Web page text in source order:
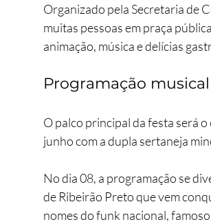
Organizado pela Secretaria de
muitas pessoas em praça
animação, música e delícias
Programação musical
O palco principal da festa será
junho com a dupla sertaneja
No dia 08, a programação se
de Ribeirão Preto que vem
nomes do funk nacional,